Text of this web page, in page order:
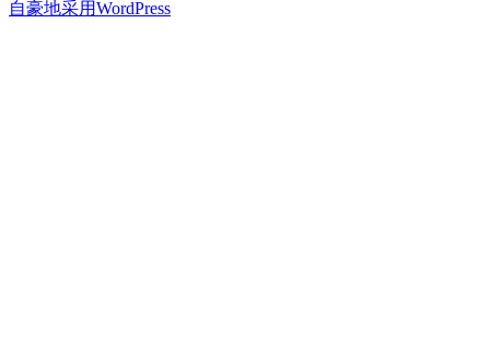
文
篇
自豪地采用WordPress